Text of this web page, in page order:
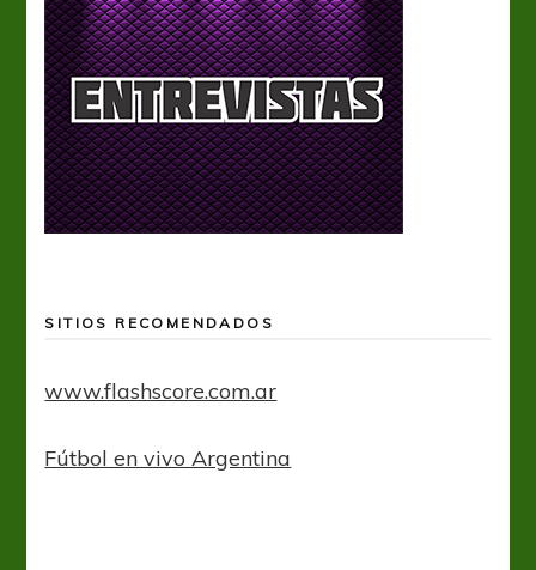
SITIOS RECOMENDADOS
www.flashscore.com.ar
Fútbol en vivo Argentina